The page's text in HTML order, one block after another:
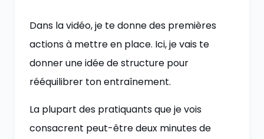
Dans la vidéo, je te donne des premières
actions à mettre en place. Ici, je vais te
donner une idée de structure pour
rééquilibrer ton entraînement.
La plupart des pratiquants que je vois
consacrent peut-être deux minutes de